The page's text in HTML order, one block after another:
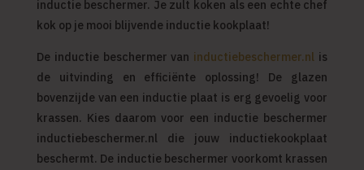
inductie beschermer. Je zult koken als een echte chef
kok op je mooi blijvende inductie kookplaat!
De inductie beschermer van inductiebeschermer.nl is
de uitvinding en efficiënte oplossing! De glazen
bovenzijde van een inductie plaat is erg gevoelig voor
krassen. Kies daarom voor een inductie beschermer
inductiebeschermer.nl die jouw inductiekookplaat
beschermt. De inductie beschermer voorkomt krassen